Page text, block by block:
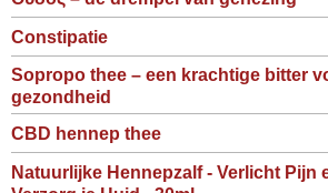
Constipatie
Sopropo thee – een krachtige bitter
gezondheid
CBD hennep thee
Natuurlijke Hennepzalf - Verlicht Pijn